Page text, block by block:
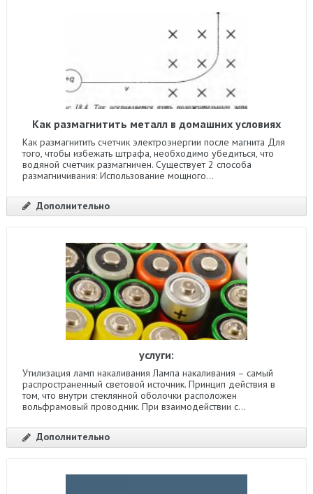
Как размагнитить металл в домашних условиях
Как размагнитить счетчик электроэнергии после магнита Для
того, чтобы избежать штрафа, необходимо убедиться, что
водяной счетчик размагничен. Существует 2 способа
размагничивания: Использование мощного...
Дополнительно
услуги:
Утилизация ламп накаливания Лампа накаливания – самый
распространенный световой источник. Принцип действия в
том, что внутри стеклянной оболочки расположен
вольфрамовый проводник. При взаимодействии с...
Дополнительно